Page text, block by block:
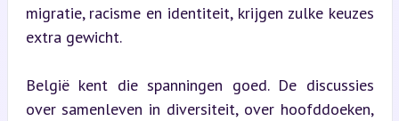
migratie, racisme en identiteit, krijgen zulke keuzes
extra gewicht.
België kent die spanningen goed. De discussies
over samenleven in diversiteit, over hoofddoeken,